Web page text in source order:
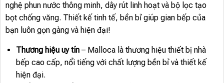
nghệ phun nước thông minh, dây rút linh hoạt và bộ lọc tạo
bọt chống văng. Thiết kế tinh tế, bền bỉ giúp gian bếp của
bạn luôn gọn gàng và hiện đại!
Thương hiệu uy tín– Malloca là thương hiệu thiết bị nhà
bếp cao cấp, nổi tiếng với chất lượng bền bỉ và thiết kế
hiện đại.